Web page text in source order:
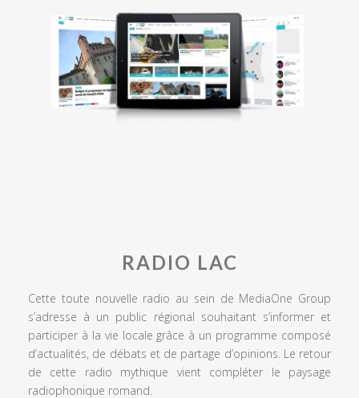
RADIO LAC
Cette toute nouvelle radio au sein de MediaOne Group
s’adresse à un public régional souhaitant s’informer et
participer à la vie locale grâce à un programme composé
d’actualités, de débats et de partage d’opinions. Le retour
de cette radio mythique vient compléter le paysage
radiophonique romand.